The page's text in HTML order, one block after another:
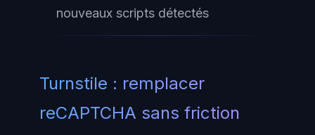
nouveaux scripts détectés
Turnstile : remplacer
reCAPTCHA sans friction